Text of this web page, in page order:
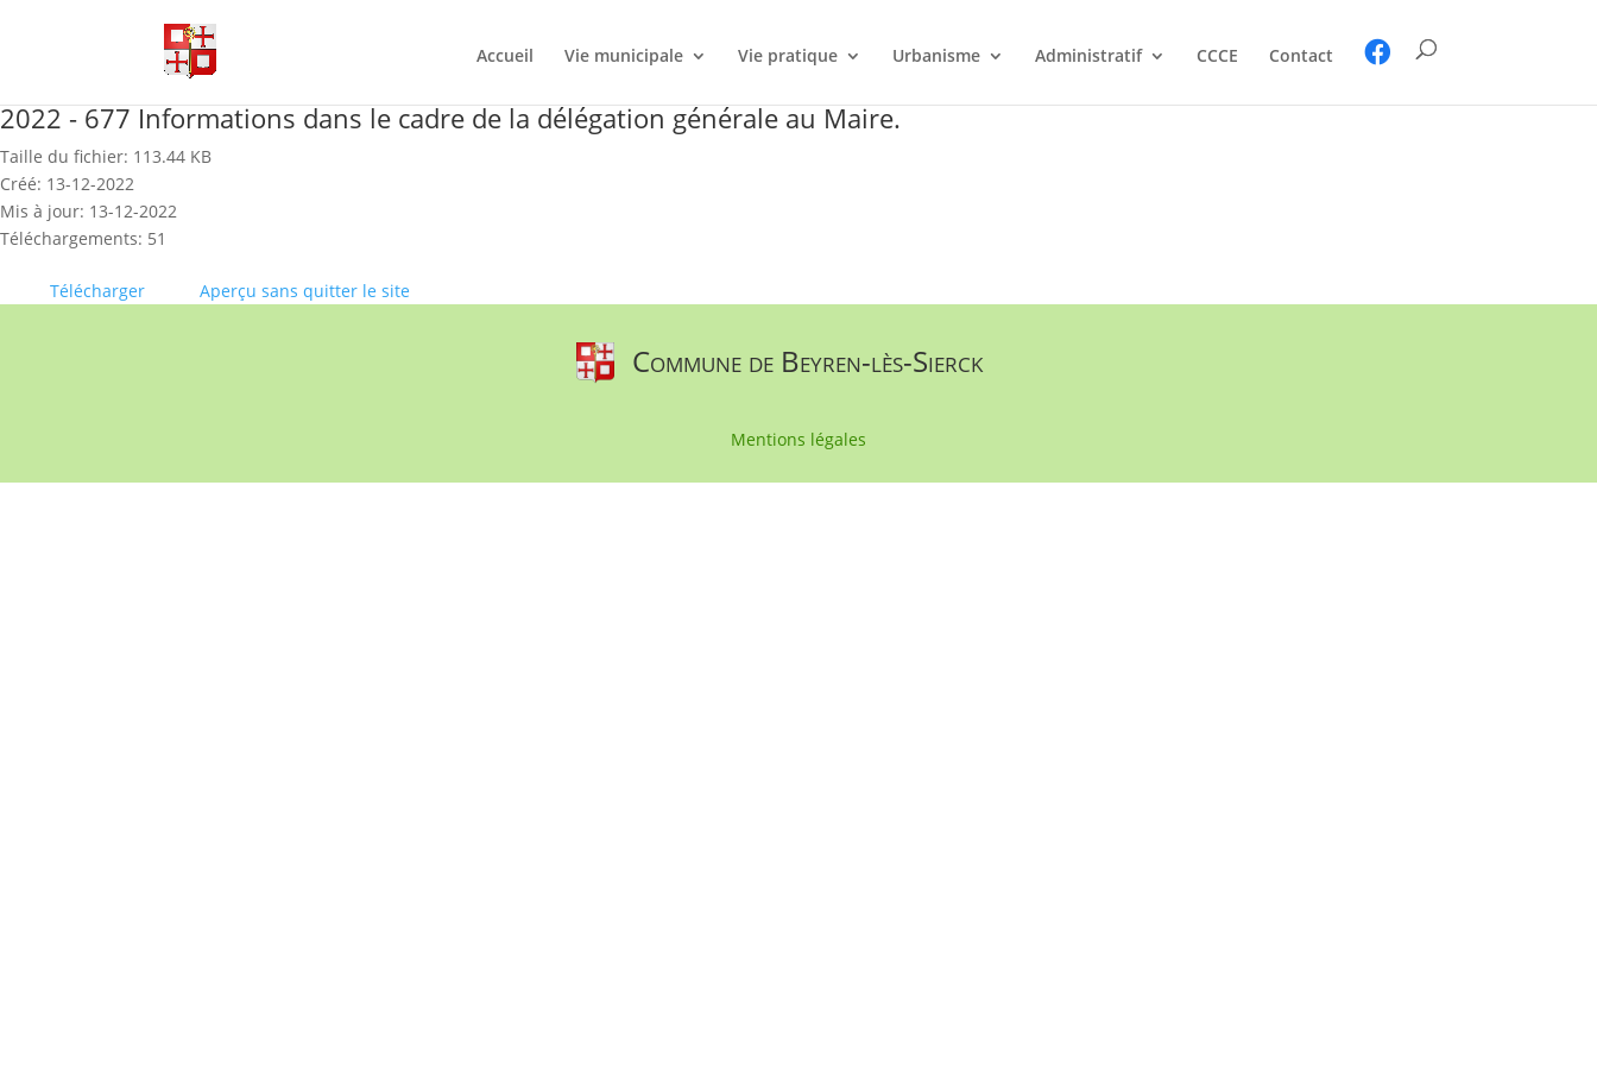
Accueil Vie municipale Vie pratique Urbanisme Administratif CCCE Contact
2022 - 677 Informations dans le cadre de la délégation générale au Maire.
Taille du fichier: 113.44 KB
Créé: 13-12-2022
Mis à jour: 13-12-2022
Téléchargements: 51
Télécharger Aperçu sans quitter le site
Commune de Beyren-lès-Sierck
Mentions légales